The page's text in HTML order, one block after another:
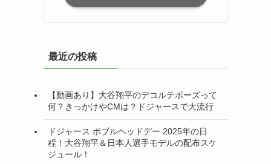
最近の投稿
【動画あり】大谷翔平のデコルテポーズって
何？きっかけやCMは？ドジャースで大流行
ドジャース ボブルヘッドデー 2025年の日
程！大谷翔平＆日本人選手モデルの配布スケ
ジュール！